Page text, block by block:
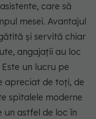
care să
mesei. Avantajul
şi servită chiar
angajaţii au loc
un lucru pe
apreciat de toţi, de
spitalele moderne
un astfel de loc în